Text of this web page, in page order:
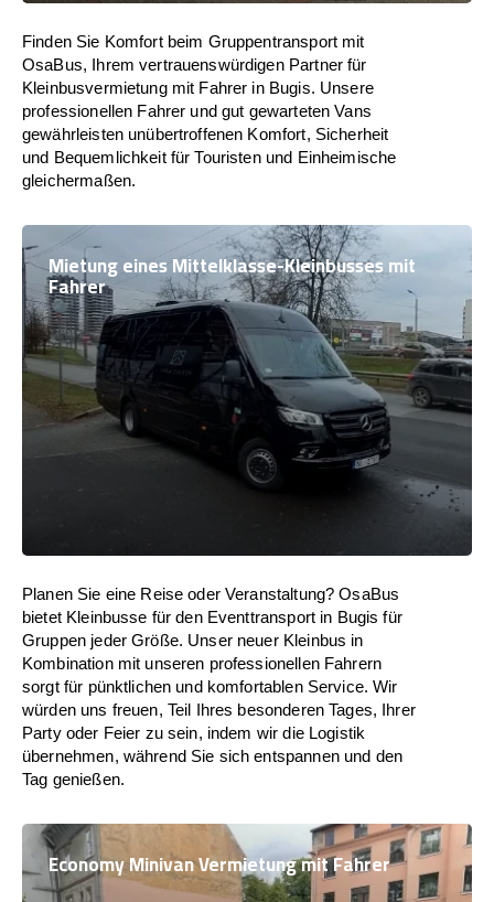
Finden Sie Komfort beim Gruppentransport mit
OsaBus, Ihrem vertrauenswürdigen Partner für
Kleinbusvermietung mit Fahrer in Bugis. Unsere
professionellen Fahrer und gut gewarteten Vans
gewährleisten unübertroffenen Komfort, Sicherheit
und Bequemlichkeit für Touristen und Einheimische
gleichermaßen.
Mietung eines Mittelklasse-Kleinbusses mit
Fahrer
Planen Sie eine Reise oder Veranstaltung? OsaBus
bietet Kleinbusse für den Eventtransport in Bugis für
Gruppen jeder Größe. Unser neuer Kleinbus in
Kombination mit unseren professionellen Fahrern
sorgt für pünktlichen und komfortablen Service. Wir
würden uns freuen, Teil Ihres besonderen Tages, Ihrer
Party oder Feier zu sein, indem wir die Logistik
übernehmen, während Sie sich entspannen und den
Tag genießen.
Economy Minivan Vermietung mit Fahrer